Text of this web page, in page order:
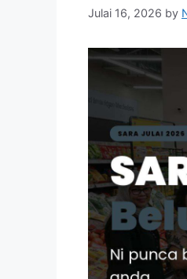
Julai 16, 2026 by